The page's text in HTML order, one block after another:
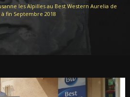
les Alpilles au Best Western Aurelia de
fin Septembre 2018